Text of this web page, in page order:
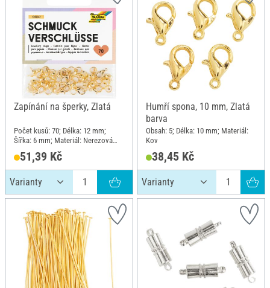
Zapínání na šperky, Zlatá
Počet kusů: 70; Délka: 12 mm;
Šířka: 6 mm; Materiál: Nerezová
51,39 Kč
Humří spona, 10 mm, Zlatá
barva
Obsah: 5; Délka: 10 mm; Materiál:
Kov
38,45 Kč